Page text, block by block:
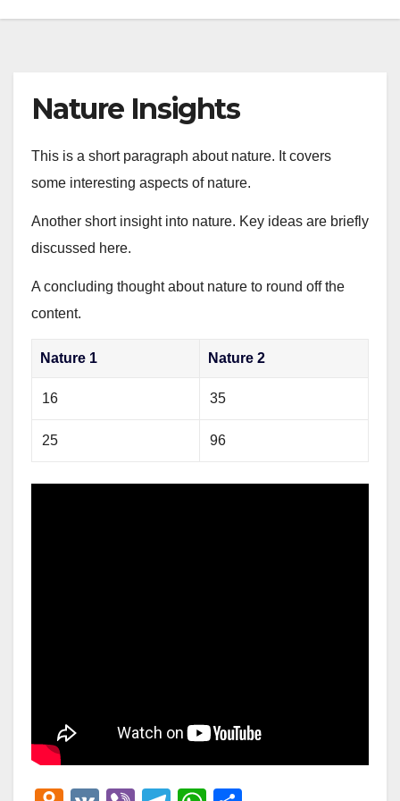
Nature Insights
This is a short paragraph about nature. It covers
some interesting aspects of nature.
Another short insight into nature. Key ideas are briefly
discussed here.
A concluding thought about nature to round off the
content.
Nature 1 Nature 2
16 35
25 96